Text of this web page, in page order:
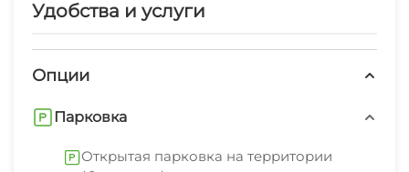
отдыха с раскладным диваном и кухонная
вместимостью до 6 человек и душевая кабина.
комнаты из которых открывается невероятный
комнате находится две односпальные кровати.
Удобства и услуги
Опции
Парковка
Открытая парковка на территории